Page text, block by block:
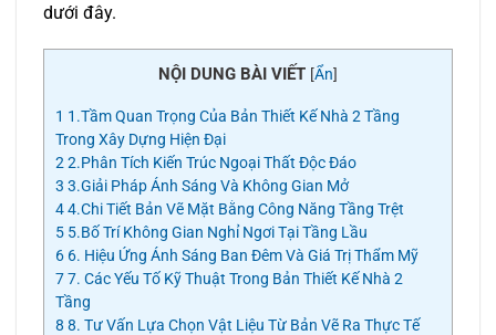
dưới đây.
NỘI DUNG BÀI VIẾT [Ẩn]
1 1.Tầm Quan Trọng Của Bản Thiết Kế Nhà 2 Tầng
Trong Xây Dựng Hiện Đại
2 2.Phân Tích Kiến Trúc Ngoại Thất Độc Đáo
3 3.Giải Pháp Ánh Sáng Và Không Gian Mở
44.Chi Tiết Bản Vẽ Mặt Bằng Công Năng Tầng Trệt
5 5.Bố Trí Không Gian Nghỉ Ngơi Tại Tầng Lầu
6 6. Hiệu Ứng Ánh Sáng Ban Đêm Và Giá Trị Thẩm Mỹ
77. Các Yếu Tố Kỹ Thuật Trong Bản Thiết Kế Nhà 2
Tầng
8 8. Tư Vấn Lựa Chọn Vật Liệu Từ Bản Vẽ Ra Thực Tế